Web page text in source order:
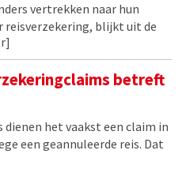
vertrekken naar hun
blijkt uit de
betreft
dienen het vaakst een claim in
een geannuleerde reis. Dat